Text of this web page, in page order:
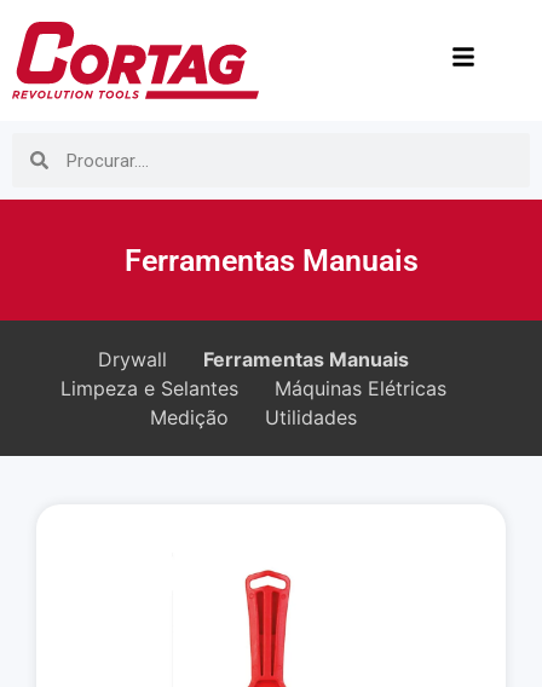
Ferramentas Manuais
Drywall
Ferramentas Manuais
Limpeza e Selantes
Máquinas Elétricas
Medição
Utilidades